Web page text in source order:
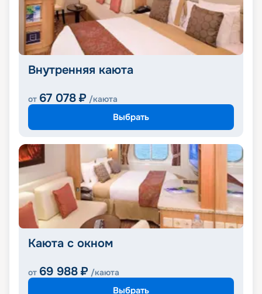
Внутренняя каюта
от 67 078 ₽ /каюта
Выбрать
Каюта с окном
от 69 988 ₽ /каюта
Выбрать